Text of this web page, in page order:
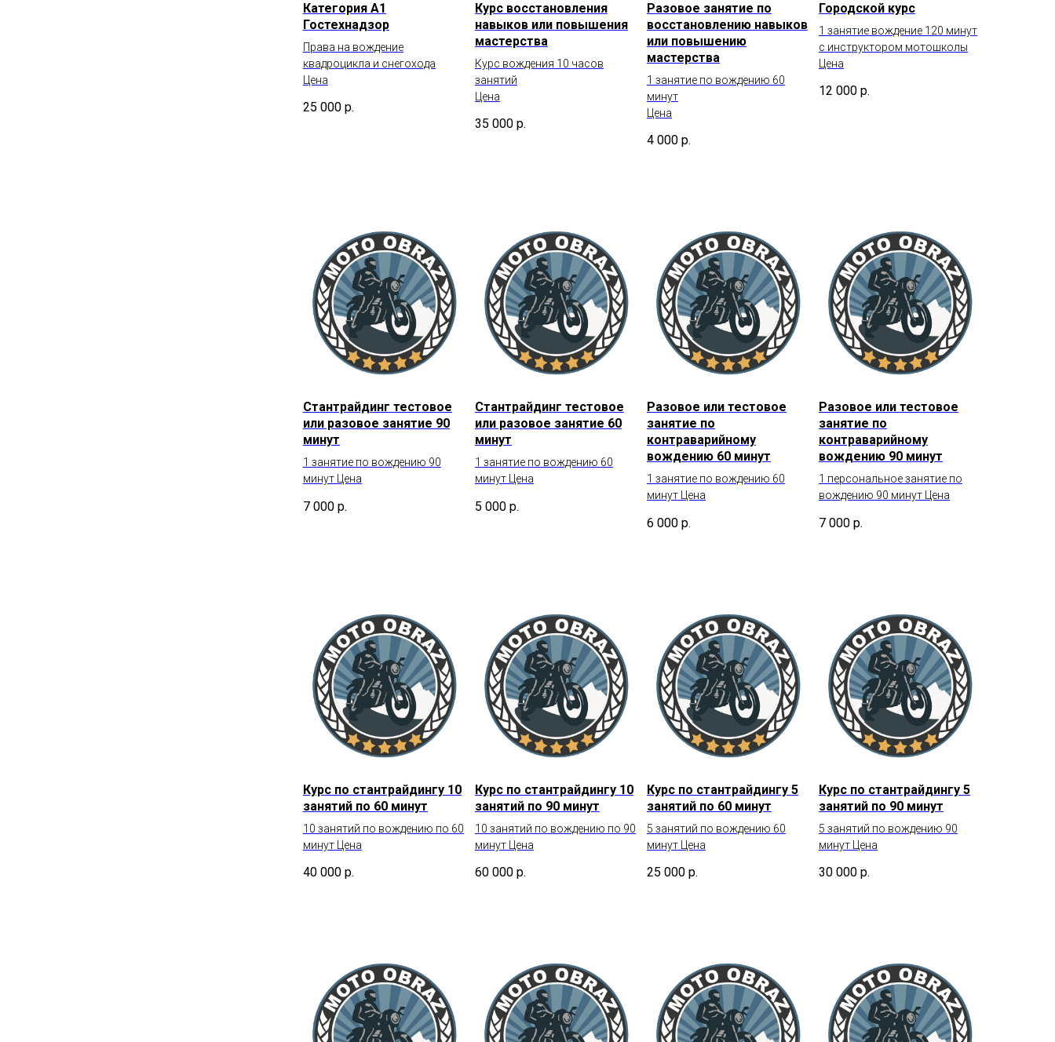
Категория А1
Гостехнадзор
Права на вождение
квадроцикла и снегохода
Цена
25 000 р.
Курс восстановления
навыков или повышения
мастерства
Курс вождения 10 часов
занятий
Цена
35 000 р.
Разовое занятие по
восстановлению навыков
или повышению
мастерства
1 занятие по вождению 60
минут
Цена
4 000 р.
Городской курс
1 занятие вождение 120 минут
с инструктором мотошколы
Цена
12 000 р.
Стантрайдинг тестовое
или разовое занятие 90
минут
1 занятие по вождению 90
минут Цена
7 000 р.
Стантрайдинг тестовое
или разовое занятие 60
минут
1 занятие по вождению 60
минут Цена
5 000 р.
Разовое или тестовое
занятие по
контраварийному
вождению 60 минут
1 занятие по вождению 60
минут Цена
6 000 р.
Разовое или тестовое
занятие по
контраварийному
вождению 90 минут
1 персональное занятие по
вождению 90 минут Цена
7 000 р.
Курс по стантрайдингу 10
занятий по 60 минут
10 занятий по вождению по 60
минут Цена
40 000 р.
Курс по стантрайдингу 10
занятий по 90 минут
10 занятий по вождению по 90
минут Цена
60 000 р.
Курс по стантрайдингу 5
занятий по 60 минут
5 занятий по вождению 60
минут Цена
25 000 р.
Курс по стантрайдингу 5
занятий по 90 минут
5 занятий по вождению 90
минут Цена
30 000 р.